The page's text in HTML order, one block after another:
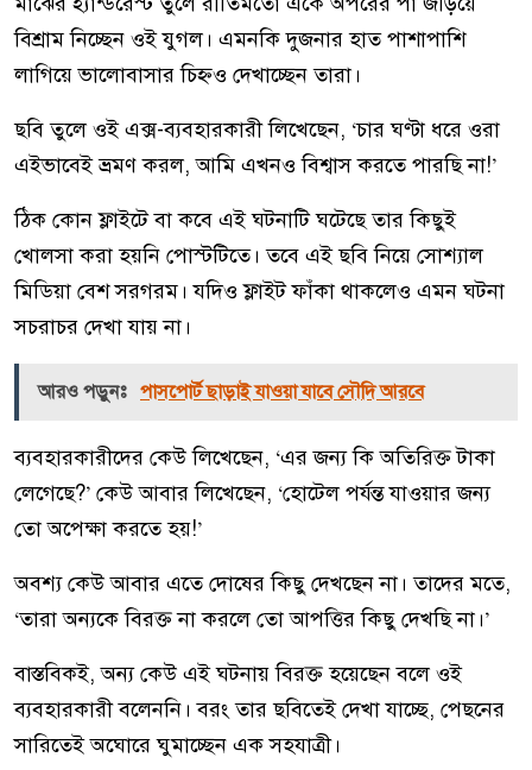
বিশ্রাম নিচ্ছেন ওই যুগল। এমনকি দুজনার হাত পাশাপাশি
লাগিয়ে ভালোবাসার চিহ্নও দেখাচ্ছেন তারা।
ছবি তুলে ওই এক্স-ব্যবহারকারী লিখেছেন, ‘চার ঘণ্টা ধরে ওরা
এইভাবেই ভ্রমণ করল, আমি এখনও বিশ্বাস করতে পারছি না!’
ঠিক কোন ফ্লাইটে বা কবে এই ঘটনাটি ঘটেছে তার কিছুই
খোলসা করা হয়নি পোস্টটিতে। তবে এই ছবি নিয়ে সোশ্যাল
মিডিয়া বেশ সরগরম। যদিও ফ্লাইট ফাঁকা থাকলেও এমন ঘটনা
সচরাচর দেখা যায় না।
আরও পড়ুনঃ পাসপোর্ট ছাড়াই যাওয়া যাবে সৌদি আরবে
ব্যবহারকারীদের কেউ লিখেছেন, ‘এর জন্য কি অতিরিক্ত টাকা
লেগেছে?’ কেউ আবার লিখেছেন, ‘হোটেল পর্যন্ত যাওয়ার জন্য
তো অপেক্ষা করতে হয়!’
অবশ্য কেউ আবার এতে দোষের কিছু দেখছেন না। তাদের মতে,
‘তারা অন্যকে বিরক্ত না করলে তো আপত্তির কিছু দেখছি না।’
বাস্তবিকই, অন্য কেউ এই ঘটনায় বিরক্ত হয়েছেন বলে ওই
ব্যবহারকারী বলেননি। বরং তার ছবিতেই দেখা যাচ্ছে, পেছনের
সারিতেই অঘোরে ঘুমাচ্ছেন এক সহযাত্রী।